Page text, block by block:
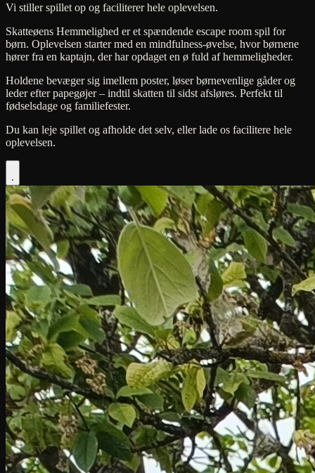
Vi stiller spillet op og faciliterer hele oplevelsen.
Skatteøens Hemmelighed er et spændende escape room spil for
børn. Oplevelsen starter med en mindfulness-øvelse, hvor børnene
hører fra en kaptajn, der har opdaget en ø fuld af hemmeligheder.
Holdene bevæger sig imellem poster, løser børnevenlige gåder og
leder efter papegøjer – indtil skatten til sidst afsløres. Perfekt til
fødselsdage og familiefester.
Du kan leje spillet og afholde det selv, eller lade os facilitere hele
oplevelsen.